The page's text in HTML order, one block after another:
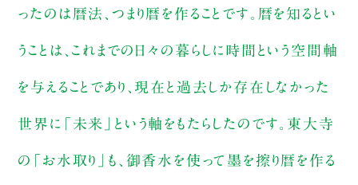
ったのは暦法、つまり暦を作ることです。暦を知るとい
うことは、これまでの日々の暮らしに時間という空間軸
を与えることであり、現在と過去しか存在しなかった
世界に「未来」という軸をもたらしたのです。東大寺
の「お水取り」も、御香水を使って墨を擦り暦を作る